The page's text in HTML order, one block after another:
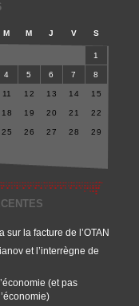
M M J V S
1
4 5 6 7 8
11 12 13 14 15
18 19 20 21 22
25 26 27 28 29
sur la facture de l’OTAN
et l’interrègne de
(et pas